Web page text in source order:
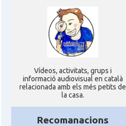
Ví­deos, activitats, grups i
informació audiovisual en català
relacionada amb els més petits de
la casa.
Recomanacions